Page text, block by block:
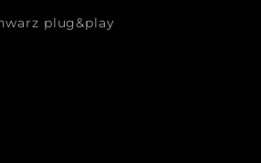
plug&play